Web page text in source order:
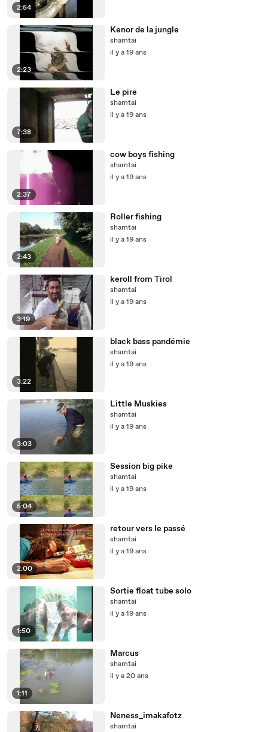
2:54
2:23
Kenor de la jungle
shamtai
il y a 19 ans
7:38
Le pire
shamtai
il y a 19 ans
2:37
cow boys fishing
shamtai
il y a 19 ans
2:43
Roller fishing
shamtai
il y a 19 ans
3:19
keroll from Tirol
shamtai
il y a 19 ans
3:22
black bass pandémie
shamtai
il y a 19 ans
3:03
Little Muskies
shamtai
il y a 19 ans
5:04
Session big pike
shamtai
il y a 19 ans
2:00
retour vers le passé
shamtai
il y a 19 ans
1:50
Sortie float tube solo
shamtai
il y a 19 ans
1:11
Marcus
shamtai
il y a 20 ans
Neness_imakafotz
shamtai